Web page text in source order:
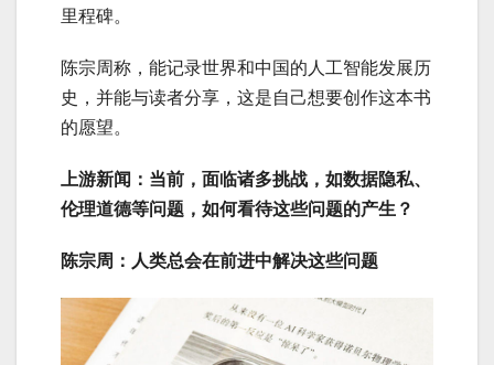
里程碑。
陈宗周称，能记录世界和中国的人工智能发展历
史，并能与读者分享，这是自己想要创作这本书
的愿望。
上游新闻：当前，面临诸多挑战，如数据隐私、
伦理道德等问题，如何看待这些问题的产生？
陈宗周：人类总会在前进中解决这些问题